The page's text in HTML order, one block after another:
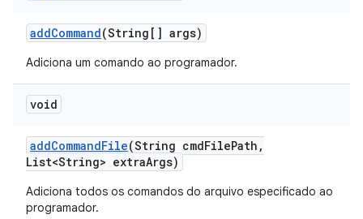
addCommand(String[] args)
Adiciona um comando ao programador.
void
addCommandFile(String cmdFilePath ,
List<String> extraArgs)
Adiciona todos os comandos do arquivo especificado ao
programador.